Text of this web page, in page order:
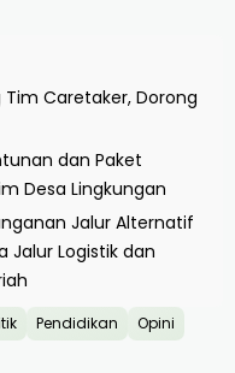
Tim Caretaker, Dorong
dan Paket
Desa Lingkungan
Jalur Alternatif
Jalur Logistik dan
Pendidikan
Opini